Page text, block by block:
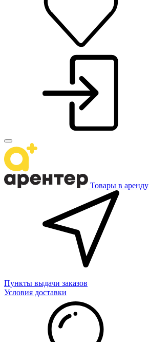
Товары в аренду
Пункты выдачи заказов
Условия доставки